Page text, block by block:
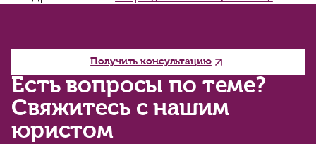
Есть вопросы по теме?
Свяжитесь с нашим
юристом
Получить консультацию